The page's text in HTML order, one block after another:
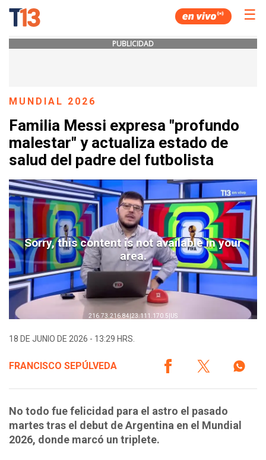
☰
PUBLICIDAD
MUNDIAL 2026
Familia Messi expresa "profundo
malestar" y actualiza estado de
salud del padre del futbolista
18 DE JUNIO DE 2026 - 13:29 HRS.
FRANCISCO SEPÚLVEDA
No todo fue felicidad para el astro el pasado
martes tras el debut de Argentina en el Mundial
2026, donde marcó un triplete.